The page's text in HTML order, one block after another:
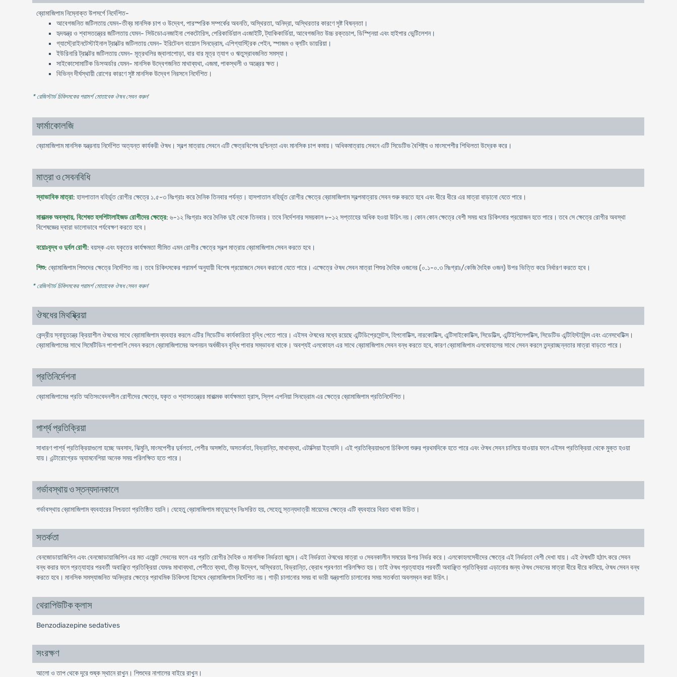
ব্রোমাজিপাম নিম্নোক্ত উপসর্গে নির্দেশিত-
আবেগজনিত জটিলতায় যেমন-তীব্র মানসিক চাপ ও উদ্বেগ, পারস্পরিক সম্পর্কের অবনতি, অস্থিরতা, অনিদ্রা, অস্থিরতার কারণে সৃষ্ট বিষন্নতা।
হৃদযন্ত্র ও শ্বাসতন্ত্রের জটিলতায় যেমন- সিউডোএনজাইনা পেকটোরিস, পেরিকার্ডিয়াল এংজাইটি, ট্যাকিকার্ডিয়া, আবেগজনিত উচ্চ রক্তচাপ, ডিস্প্নিয়া এবং হাইপার ভেন্টিলেশন।
গ্যাস্ট্রোইনটেস্টাইনাল ট্রাক্টের জটিলতায় যেমন- ইরিটেবল বায়োল সিনড্রোম, এপিগ্যাস্ট্রিক পেইন, স্পাজম ও ব্লটিং ডায়রিয়া।
ইউরিনারি ট্রাক্টের জটিলতায় যেমন- মূত্রথলির জ্বালাপোড়া, বার বার মূত্র ত্যাগ ও ঋতুস্রাবজনিত সমস্যা।
সাইকোসোমাটিক ডিসঅর্ডার যেমন- মানসিক উদ্বেগজনিত মাথাব্যথা, এজমা, পাকস্থলী ও অন্ত্রের ক্ষত।
বিভিন্ন দীর্ঘস্থায়ী রোগের কারণে সৃষ্ট মানসিক উদ্বেগ নিরসনে নির্দেশিত।
* রেজিস্টার্ড চিকিৎসকের পরামর্শ মোতাবেক ঔষধ সেবন করুন'
ফার্মাকোলজি
ব্রোমাজিপাম মানসিক যন্ত্রনায় নির্দেশিত অত্যন্ত কার্যকরী ঔষধ। স্বল্প মাত্রায় সেবনে এটি ক্ষেত্রবিশেষ দুশ্চিন্তা এবং মানসিক চাপ কমায়। অধিকমাত্রায় সেবনে এটি সিডেটিভ বৈশিষ্ট্য ও মাংসপেশীর শিথিলতা উদ্রেক করে।
মাত্রা ও সেবনবিধি
স্বাভাবিক মাত্রা: হাসপাতাল বহির্ভূত রোগীর ক্ষেত্রে ১.৫-৩ মিঃগ্রাঃ করে দৈনিক তিনবার পর্যন্ত। হাসপাতাল বহির্ভূত রোগীর ক্ষেত্রে ব্রোমাজিপাম স্বল্পমাত্রায় সেবন শুরু করতে হবে এবং ধীরে ধীরে এর মাত্রা বাড়ানো যেতে পারে।
মারাত্মক অবস্থায়, বিশেষত হসপিটালাইজড রোগীদের ক্ষেত্রে: ৬-১২ মিঃগ্রাঃ করে দৈনিক দুই থেকে তিনবার। তবে নির্দেশনার সময়কাল ৮-১২ সপ্তাহের অধিক হওয়া উচিৎ নয়। কোন কোন ক্ষেত্রে বেশী সময় ধরে চিকিৎসার প্রয়োজন হতে পারে। তবে সে ক্ষেত্রে রোগীর অবস্থা
বিশেষজ্ঞের দ্বারা ভালোভাবে পর্যবেক্ষণ করতে হবে।
বয়োঃবৃদ্ধ ও দুর্বল রোগী: বয়স্ক এবং যকৃতের কার্যক্ষমতা সীমিত এমন রোগীর ক্ষেত্রে স্বল্প মাত্রায় ব্রোমাজিপাম সেবন করতে হবে।
শিশু: ব্রোমাজিপাম শিশুদের ক্ষেত্রে নির্দেশিত নয়। তবে চিকিৎসকের পরামর্শ অনুযায়ী বিশেষ প্রয়োজনে সেবন করানো যেতে পারে। এক্ষেত্রে ঔষধ সেবন মাত্রা শিশুর দৈহিক ওজনের (০.১-০.৩ মিঃগ্রাঃ/কেজি দৈহিক ওজন) উপর ভিত্তি করে নির্ধারণ করতে হবে।
* রেজিস্টার্ড চিকিৎসকের পরামর্শ মোতাবেক ঔষধ সেবন করুন'
ঔষধের মিথষ্ক্রিয়া
কেন্দ্রীয় স্নায়ুতন্ত্রে ক্রিয়াশীল ঔষধের সাথে ব্রোমাজিপাম ব্যবহার করলে এটির সিডেটিভ কার্যকারিতা বৃদ্ধি পেতে পারে। এইসব ঔষধের মধ্যে রয়েছে এন্টিডিপ্রেসেন্টস, হিপনোটিক্স, নারকোটিক্স, এন্টিসাইকোটিক্স, সিডেটিভ্স, এন্টিইপিলেপটিক্স, সিডেটিভ এন্টিহিস্টামিন্স এবং এনেসথেটিক্স।
ব্রোমাজিপামের সাথে সিমেটিডিন পাশাপাশি সেবন করলে ব্রোমাজিপামের অপনয়ন অর্ধজীবন বৃদ্ধি পাবার সম্ভাবনা থাকে। অবশ্যই এলকোহল এর সাথে ব্রোমাজিপাম সেবন বন্ধ করতে হবে, কারণ ব্রোমাজিপাম এলকোহলের সাথে সেবন করলে তন্দ্রাচ্ছন্নতার মাত্রা বাড়তে পারে।
প্রতিনির্দেশনা
ব্রোমাজিপামের প্রতি অতিসংবেদনশীল রোগীদের ক্ষেত্রে, যকৃত ও শ্বাসতন্ত্রের মারাত্মক কার্যক্ষমতা হ্রাস, স্লিপ এপনিয়া সিনড্রোম এর ক্ষেত্রে ব্রোমাজিপাম প্রতিনির্দেশিত।
পার্শ্ব প্রতিক্রিয়া
সাধারণ পার্শ্ব প্রতিক্রিয়াগুলো হচ্ছে অবসাদ, ঝিমুনি, মাংসপেশীর দুর্বলতা, পেশীর অসঙ্গতি, অসতর্কতা, বিভ্রান্তি, মাথাব্যথা, এটাক্সিয়া ইত্যাদি। এই প্রতিক্রিয়াগুলো চিকিৎসা শুরুর প্রথমদিকে হতে পারে এবং ঔষধ সেবন চালিয়ে যাওয়ার ফলে এইসব প্রতিক্রিয়া থেকে মুক্ত হওয়া
যায়। এন্টারোগ্রেড অ্যামনেশিয়া অনেক সময় পরিলক্ষিত হতে পারে।
গর্ভাবস্থায় ও স্তন্যদানকালে
গর্ভাবস্থায় ব্রোমাজিপাম ব্যবহারের নিশ্চয়তা প্রতিষ্ঠিত হয়নি। যেহেতু ব্রোমাজিপাম মাতৃদুগ্ধে নিঃসরিত হয়, সেহেতু স্তন্যদাত্রী মায়েদের ক্ষেত্রে এটি ব্যবহারে বিরত থাকা উচিত।
সতর্কতা
বেনজোডায়াজিপিন এবং বেনজোডায়াজিপিন এর মত এজেন্ট সেবনের ফলে এর প্রতি রোগীর দৈহিক ও মানসিক নির্ভরতা জন্মে। এই নির্ভরতা ঔষধের মাত্রা ও সেবনকালীন সময়ের উপর নির্ভর করে। এলকোহলসেবীদের ক্ষেত্রে এই নির্ভরতা বেশী দেখা যায়। এই ঔষধটি হঠাৎ করে সেবন
বন্ধ করার ফলে প্রত্যাহার পরবর্তী অবাঞ্ছিত প্রতিক্রিয়া যেমনঃ মাথাব্যথা, পেশীতে ব্যথা, তীব্র উদ্বেগ, অস্থিরতা, বিভ্রান্তি, ক্রোধ প্রবণতা পরিলক্ষিত হয়। তাই ঔষধ প্রত্যাহার পরবর্তী অবাঞ্ছিত প্রতিক্রিয়া এড়ানোর জন্য ঔষধ সেবনের মাত্রা ধীরে ধীরে কমিয়ে, ঔষধ সেবন বন্ধ
করতে হবে। মানসিক সমস্যাজনিত অনিদ্রার ক্ষেত্রে প্রাথমিক চিকিৎসা হিসেবে ব্রোমাজিপাম নির্দেশিত নয়। গাড়ী চালানোর সময় বা ভারী যন্ত্রপাতি চালানোর সময় সতর্কতা অবলম্বন করা উচিৎ।
থেরাপিউটিক ক্লাস
Benzodiazepine sedatives
সংরক্ষণ
আলো ও তাপ থেকে দূরে শুষ্ক স্থানে রাখুন। শিশুদের নাগালের বাইরে রাখুন।